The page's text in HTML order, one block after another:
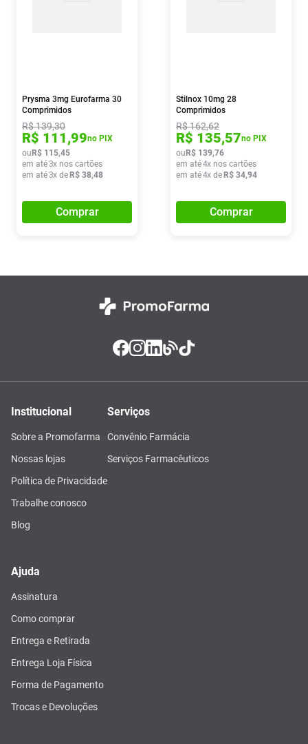
Prysma 3mg Eurofarma 30
Comprimidos
R$139,30
R$ 111,99no PIX
ou R$ 115,45
em até3x nos cartões
em até3x de R$ 38,48
Comprar
Stilnox 10mg 28
Comprimidos
R$162,62
R$ 135,57no PIX
ou R$ 139,76
em até4x nos cartões
em até4x de R$ 34,94
Comprar
Institucional
Sobre a Promofarma
Nossas lojas
Política de Privacidade
Trabalhe conosco
Blog
Serviços
Convênio Farmácia
Serviços Farmacêuticos
Ajuda
Assinatura
Como comprar
Entrega e Retirada
Entrega Loja Física
Forma de Pagamento
Trocas e Devoluções